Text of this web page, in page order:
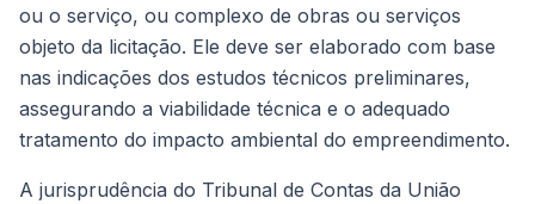
ou o serviço, ou complexo de obras ou serviços
objeto da licitação. Ele deve ser elaborado com base
nas indicações dos estudos técnicos preliminares,
assegurando a viabilidade técnica e o adequado
tratamento do impacto ambiental do empreendimento.
A jurisprudência do Tribunal de Contas da União